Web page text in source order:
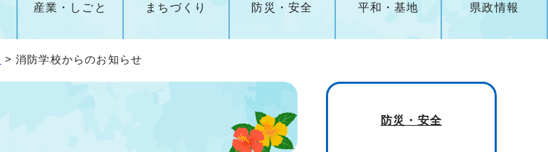
産業・しごと まちづくり 防災・安全 平和・基地 県政情報
> 消防学校からのお知らせ
防災・安全